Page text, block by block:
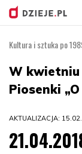
Kultura i sztuka po
W kwietniu
Piosenki
AKTUALIZACJA: